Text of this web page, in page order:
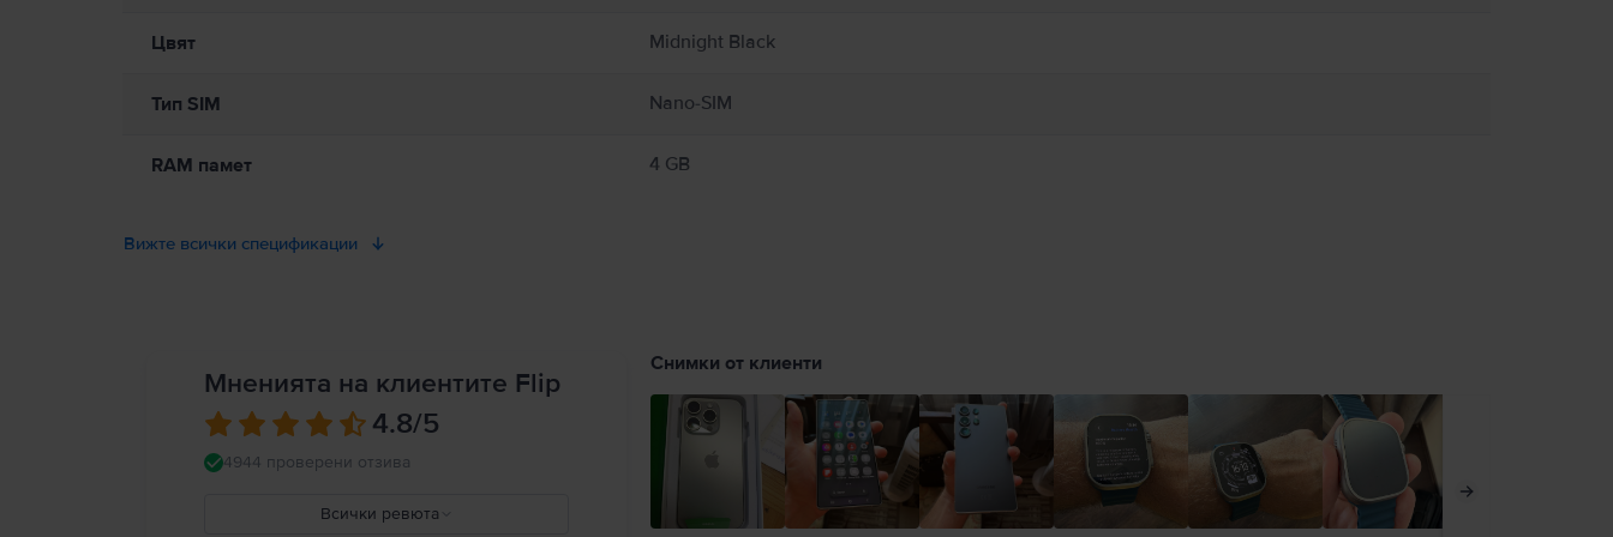
Цвят Midnight Black
Тип SIM Nano-SIM
RAM памет 4 GB
Вижте всички спецификации
Мненията на клиентите Flip
4.8/5
4944 проверени отзива
Всички ревюта
Снимки от клиенти